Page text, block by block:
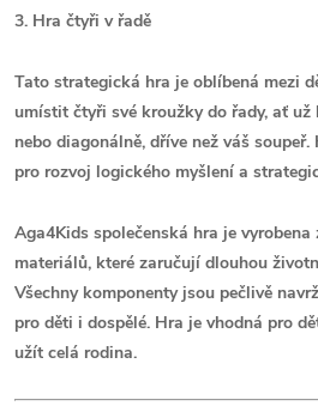
3. Hra čtyři v řadě
Tato strategická hra je oblíbená mezi
umístit čtyři své kroužky do řady, ať
nebo diagonálně, dříve než váš
pro rozvoj logického myšlení a
Aga4Kids společenská hra je
materiálů, které zaručují dlouhou
Všechny komponenty jsou pečlivě
pro děti i dospělé. Hra je vhodná pro
užít celá rodina.